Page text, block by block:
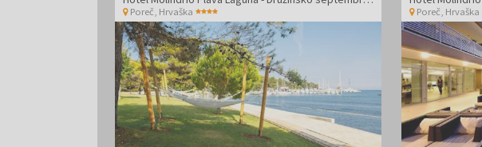
Poreč Hrvaška Poreč Hrvaška